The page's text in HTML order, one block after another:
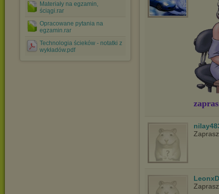
Materiały na egzamin,
ściągi.rar
Opracowane pytania na
egzamin.rar
Technologia ścieków - notatki z
wykładów.pdf